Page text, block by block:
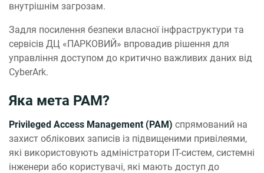
внутрішнім загрозам.
Задля посилення безпеки власної інфраструктури та
сервісів ДЦ «ПАРКОВИЙ» впровадив рішення для
управління доступом до критично важливих даних від
CyberArk.
Яка мета PAM?
Privileged Access Management (PAM) спрямований на
захист облікових записів із підвищеними привілеями,
які використовують адміністратори IT-систем, системні
інженери або користувачі, які мають доступ до